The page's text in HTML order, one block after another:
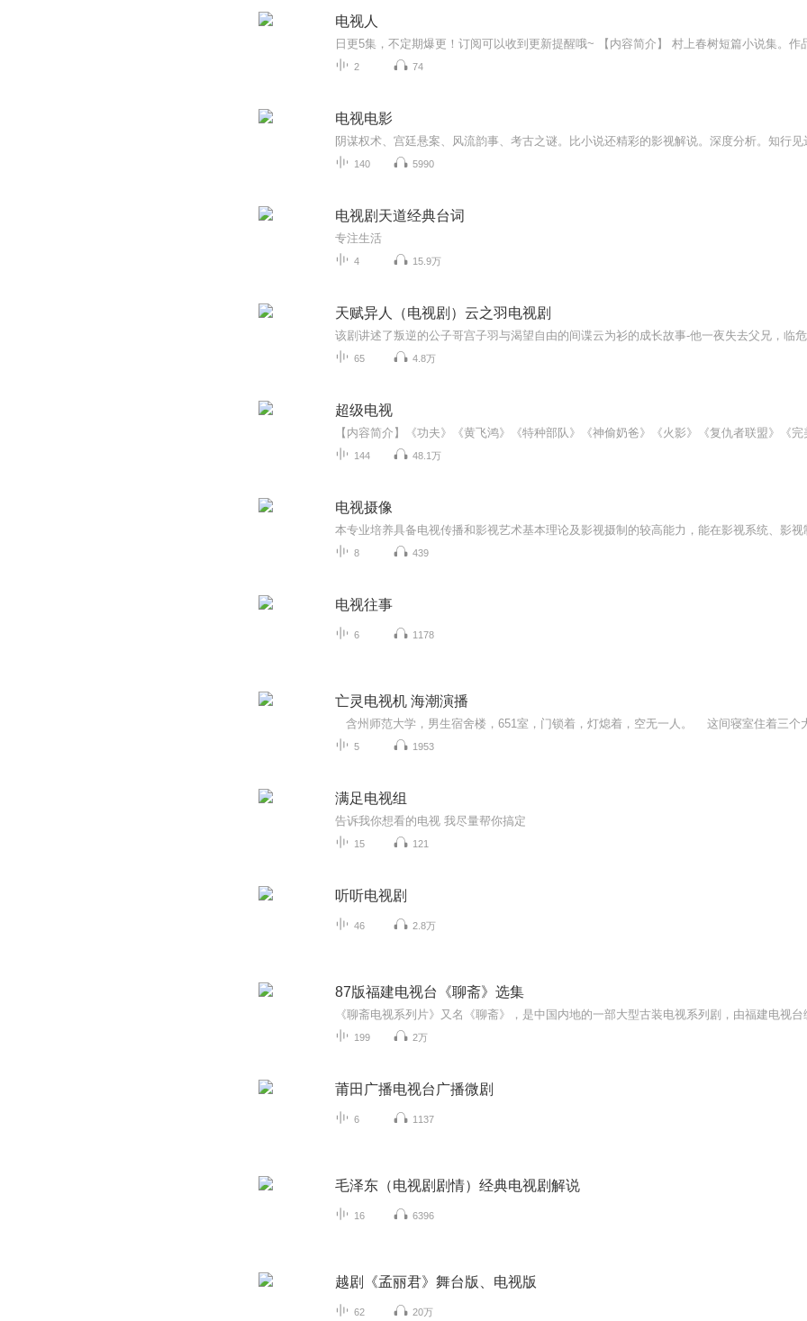
电视人
2 74
电视电影
140 5990
电视剧天道经典台词
专注生活
4 15.9万
天赋异人（电视剧）云之羽电视剧
65 4.8万
超级电视
144 48.1万
电视摄像
8 439
电视往事
6 1178
亡灵电视机 海潮演播
5 1953
满足电视组
告诉我你想看的电视 我尽量帮你搞定
15 121
听听电视剧
46 2.8万
87版福建电视台《聊斋》选集
199 2万
莆田广播电视台广播微剧
6 1137
毛泽东（电视剧剧情）经典电视剧解说
16 6396
越剧《孟丽君》舞台版、电视版
62 20万